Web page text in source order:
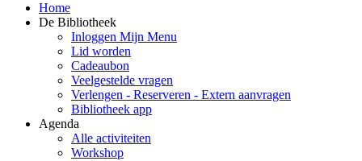
Home
De Bibliotheek
Inloggen Mijn Menu
Lid worden
Cadeaubon
Veelgestelde vragen
Verlengen - Reserveren - Extern aanvragen
Bibliotheek app
Agenda
Alle activiteiten
Workshop